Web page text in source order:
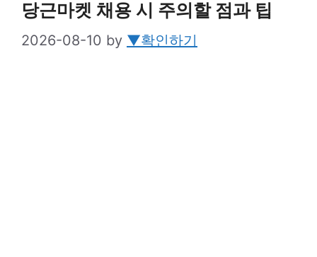
당근마켓 채용 시 주의할 점과 팁
2026-08-10 by ▼확인하기